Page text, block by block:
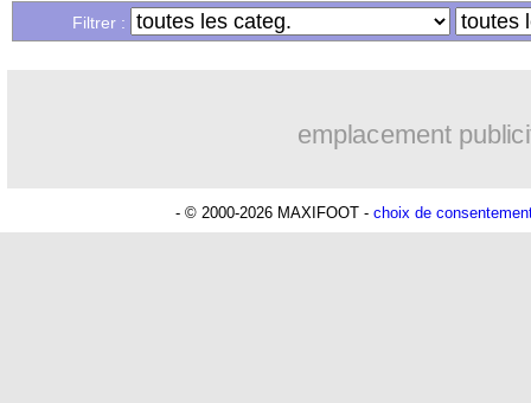
Filtrer :
emplacement
- © 2000-2026 MAXIFOOT - choix de